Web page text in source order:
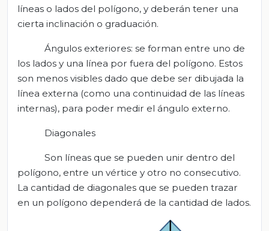
líneas o lados del polígono, y deberán tener una
cierta inclinación o graduación.
Ángulos exteriores: se forman entre uno de
los lados y una línea por fuera del polígono. Estos
son menos visibles dado que debe ser dibujada la
línea externa (como una continuidad de las líneas
internas), para poder medir el ángulo externo.
Diagonales
Son líneas que se pueden unir dentro del
polígono, entre un vértice y otro no consecutivo.
La cantidad de diagonales que se pueden trazar
en un polígono dependerá de la cantidad de lados.